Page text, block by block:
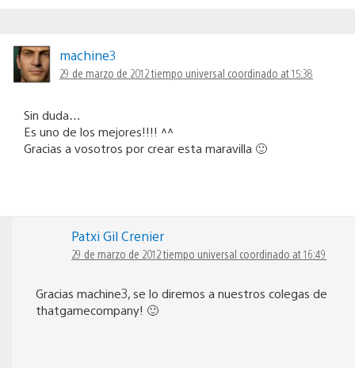
machine3
29 de marzo de 2012 tiempo universal coordinado at 15:38
Sin duda…
Es uno de los mejores!!!! ^^
Gracias a vosotros por crear esta maravilla 🙂
Patxi Gil Crenier
29 de marzo de 2012 tiempo universal coordinado at 16:49
Gracias machine3, se lo diremos a nuestros colegas de
thatgamecompany! 🙂